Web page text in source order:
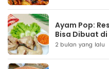
Ayam Pop:
Bisa Dibuat di
2 bulan yang lalu